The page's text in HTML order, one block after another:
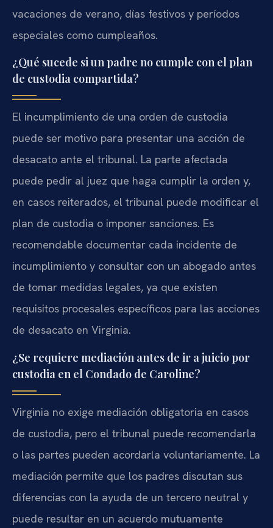
vacaciones de verano, días festivos y períodos
especiales como cumpleaños.
¿Qué sucede si un padre no cumple con el plan
de custodia compartida?
El incumplimiento de una orden de custodia
puede ser motivo para presentar una acción de
desacato ante el tribunal. La parte afectada
puede pedir al juez que haga cumplir la orden y,
en casos reiterados, el tribunal puede modificar el
plan de custodia o imponer sanciones. Es
recomendable documentar cada incidente de
incumplimiento y consultar con un abogado antes
de tomar medidas legales, ya que existen
requisitos procesales específicos para las acciones
de desacato en Virginia.
¿Se requiere mediación antes de ir a juicio por
custodia en el Condado de Caroline?
Virginia no exige mediación obligatoria en casos
de custodia, pero el tribunal puede recomendarla
o las partes pueden acordarla voluntariamente. La
mediación permite que los padres discutan sus
diferencias con la ayuda de un tercero neutral y
puede resultar en un acuerdo mutuamente